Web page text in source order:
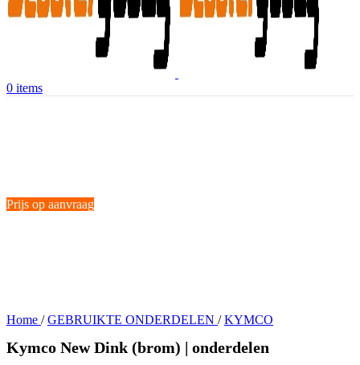
0 items
Prijs op aanvraag
Home / GEBRUIKTE ONDERDELEN / KYMCO
Kymco New Dink (brom) | onderdelen